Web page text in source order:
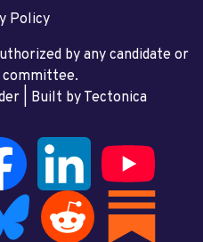
Policy
by any candidate or
committee.
| Built by Tectonica